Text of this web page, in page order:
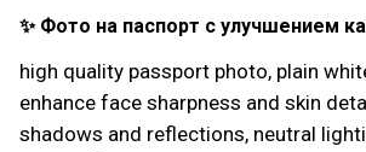
✨ Фото на паспорт с улучшением
high quality passport photo, plain
enhance face sharpness and skin
shadows and reflections, neutral